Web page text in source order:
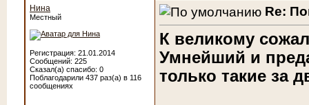
Нина
Местный
Регистрация: 21.01.2014
Сообщений: 225
Сказал(а) спасибо: 0
Поблагодарили 437 раз(а) в 116
сообщениях
Re:
К великому
Умнейший и
только такие за